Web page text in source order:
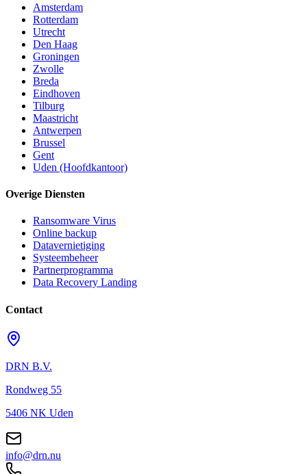
Amsterdam
Rotterdam
Utrecht
Den Haag
Groningen
Zwolle
Breda
Eindhoven
Tilburg
Maastricht
Antwerpen
Brussel
Gent
Uden (Hoofdkantoor)
Overige Diensten
Ransomware Virus
Online backup
Datavernietiging
Systeembeheer
Partnerprogramma
Data Recovery Landing
Contact
DRN B.V.
Rondweg 55
5406 NK Uden
info@drn.nu